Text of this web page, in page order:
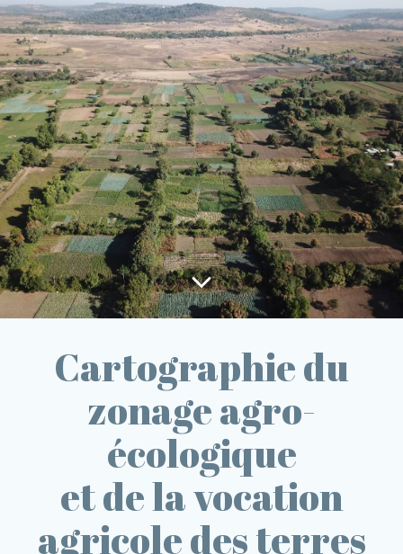
Cartographie du
zonage agro-
écologique
et de la vocation
agricole des terres